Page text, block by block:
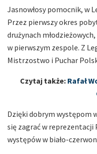
Jasnowłosy pomocnik, w
Przez pierwszy okres
drużynach
w pierwszym zespole. Z
Mistrzostwo i Puchar
Czytaj także: Rafał
Dzięki dobrym występom
się zagrać w reprezentacji
występów w biało-